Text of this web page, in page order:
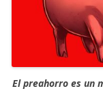
El preahorro es un